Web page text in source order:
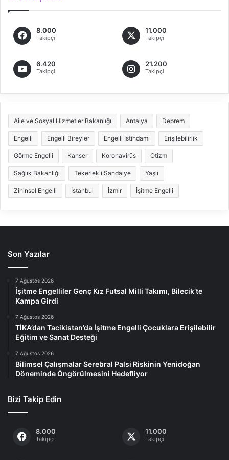
8.000
Takipçi
11.000
Takipçi
6.420
Takipçi
21.200
Takipçi
Aile ve Sosyal Hizmetler Bakanlığı Antalya Deprem
Engelli Engelli Bireyler Engelli İstihdamı Erişilebilirlik
Görme Engelli Kanser Koronavirüs Otizm
Sağlık Bakanlığı Tekerlekli Sandalye Yaşlı
Zihinsel Engelli İstanbul İzmir İşitme Engelli
Son Yazılar
7 Ağustos 2026
İşitme Engelliler Genç Kız Futsal Milli Takımı, Bilecik’te
Kampa Girdi
7 Ağustos 2026
TİKA’dan Tacikistan’da İşitme Engelli Çocuklara Erişilebilir
Eğitim ve Sanat Desteği
7 Ağustos 2026
Bilimsel Çalışmalar Serebral Palsi Riskinin Yenidoğan
Döneminde Öngörülmesini Hedefliyor
Bizi Takip Edin
8.000
Takipçi
11.000
Takipçi